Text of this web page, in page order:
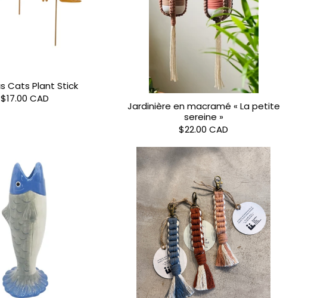
Cats Plant Stick
$17.00 CAD
Jardinière en macramé « La petite
sereine »
$22.00 CAD